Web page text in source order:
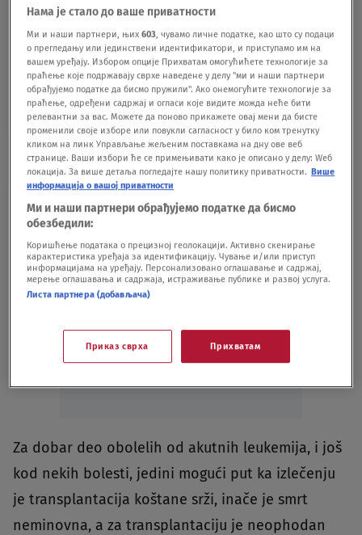
Ovo nije priča samo onjoj, to može biti bilo ko od
nas - u srpskom registru postoji svega 20.000
potencijalnih donora koštane srži, a potrebno nam
je 100.000. Kako popraviti ovu statistiku, objasniće
nam Predrag Slijepčević iz udruženja Leuka.
Podeli vest:
Za dobar deo obolelih od akutnih leukemija, i još
kod nekih bolesti, jedini mogući put ka izlečenju
je transplantacija koštane srži, inače je smrt
neminovna, a za transplantaciju je neophodan
Нама је стало до ваше приватности
Ми и наши партнери, њих603, чувамо личне податке, као што су подаци
о прегледању или јединствени идентификатори, и приступамо им на
вашем уређају. Избором опције Прихватам омогућићете технологије за
праћење које подржавају сврхе наведене у делу "ми и наши партнери
обрађујемо податке да бисмо пружили". Ако онемогућите технологије за
праћење, одређени садржај и огласи које видите можда неће бити
релевантни за вас. Можете да поново прикажете овај мени да бисте
променили своје изборе или повукли сагласност у било ком тренутку
кликом на линк Управљање жељеним поставкама на дну ове веб
странице. Ваши избори ће се примењивати како је описано у делу: Wеб
локација. За више детаља погледајте нашу политику приватности. Више
информација о вашој приватности
Ми и наши партнери обрађујемо податке да бисмо
обезбедили:
Коришћење података о прецизној геолокацији. Активно скенирање
карактеристика уређаја за идентификацију. Чување и/или приступ
информацијама на уређају. Персонализовано оглашавање и садржај,
мерење оглашавања и садржаја, истраживање публике и развој услуга.
Листа партнера (добављача)
Приказ сврха Прихватам